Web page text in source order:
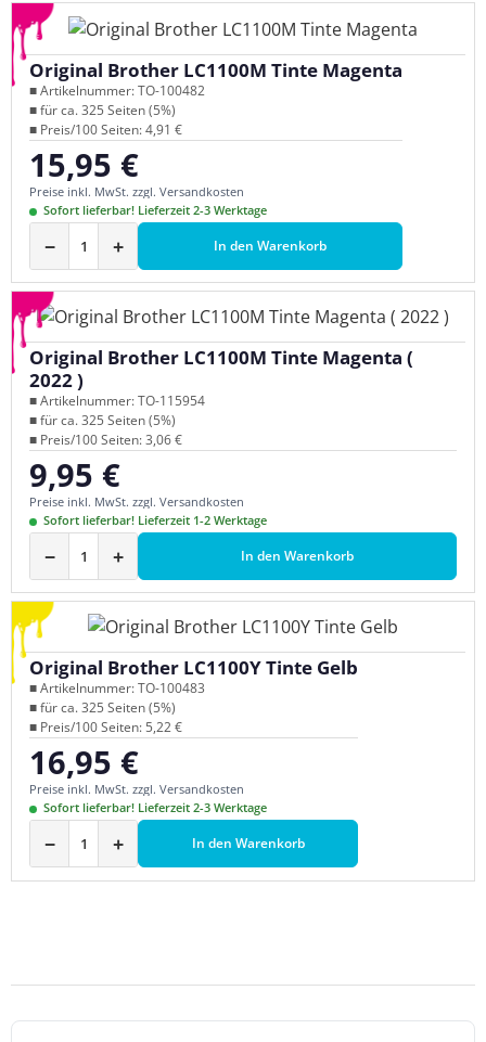
Original Brother LC1100M Tinte Magenta
■ Artikelnummer: TO-100482
■ für ca. 325 Seiten (5%)
■ Preis/100 Seiten: 4,91 €
Regulärer Preis:
15,95 €
Preise inkl. MwSt. zzgl. Versandkosten
Sofort lieferbar! Lieferzeit 2-3 Werktage
− + In den Warenkorb
Original Brother LC1100M Tinte Magenta (
2022 )
■ Artikelnummer: TO-115954
■ für ca. 325 Seiten (5%)
■ Preis/100 Seiten: 3,06 €
Regulärer Preis:
9,95 €
Preise inkl. MwSt. zzgl. Versandkosten
Sofort lieferbar! Lieferzeit 1-2 Werktage
− + In den Warenkorb
Original Brother LC1100Y Tinte Gelb
■ Artikelnummer: TO-100483
■ für ca. 325 Seiten (5%)
■ Preis/100 Seiten: 5,22 €
Regulärer Preis:
16,95 €
Preise inkl. MwSt. zzgl. Versandkosten
Sofort lieferbar! Lieferzeit 2-3 Werktage
− + In den Warenkorb